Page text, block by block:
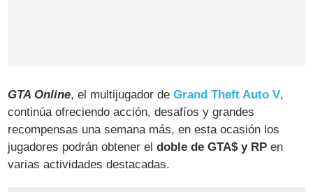
GTA Online, el multijugador deGrand Theft Auto V,
continúa ofreciendo acción, desafíos y grandes
recompensas una semana más, en esta ocasión los
jugadores podrán obtener eldoble de GTA$ y RP en
varias actividades destacadas.